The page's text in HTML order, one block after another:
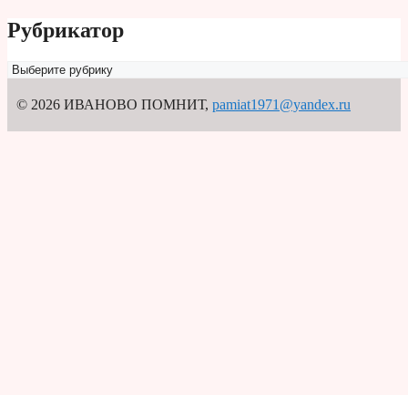
Рубрикатор
Рубрикатор
© 2026 ИВАНОВО ПОМНИТ, pamiat1971@yandex.ru